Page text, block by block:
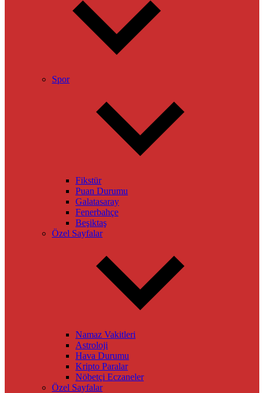
Spor
Fikstür
Puan Durumu
Galatasaray
Fenerbahçe
Beşiktaş
Özel Sayfalar
Namaz Vakitleri
Astroloji
Hava Durumu
Kripto Paralar
Nöbetçi Eczaneler
Özel Sayfalar